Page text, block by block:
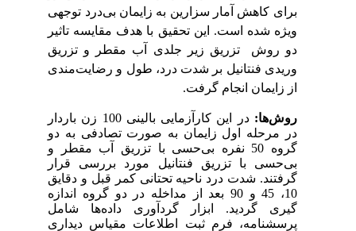
برای کاهش آمار سزارین به زایمان بی درد توجهی
ویژه شده است. این تحقیق با هدف مقایسه تاثیر
دو روش
تزریق زیر جلدی آب مقطر و تزریق
وریدی فنتانیل بر شدت درد، طول و رضایتمندی
زایمان انجام گرفت.
ها: در این کارآزمایی بالینی 100
زن باردار
مرحله اول زایمان به صورت تصادفی به دو
50 نفره بی حسی با تزریق آب مقطر و
حسی با تزریق فنتانیل مورد بررسی قرار
شدت درد ناحیه تحتانی کمر قبل و دقایق
و 90 بعد از مداخله در دو گروه اندازه
گیری گردید.
ابزار گردآوری داده‌ها
شامل
پرسشنامه، فرم ثبت
اطلاعات مقیاس دیداری